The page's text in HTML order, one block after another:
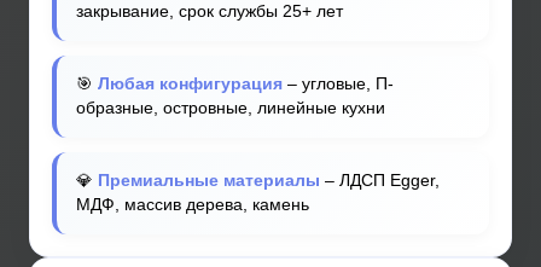
закрывание, срок службы 25+ лет
🎯 Любая конфигурация – угловые, П-
образные, островные, линейные кухни
💎 Премиальные материалы – ЛДСП Egger,
МДФ, массив дерева, камень